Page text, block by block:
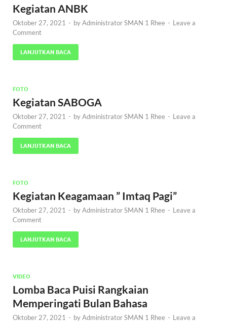
Kegiatan ANBK
Oktober 27, 2021 - byAdministrator SMAN 1 Rhee - Leave a
Comment
LANJUTKAN BACA
FOTO
Kegiatan SABOGA
Oktober 27, 2021 - byAdministrator SMAN 1 Rhee - Leave a
Comment
LANJUTKAN BACA
FOTO
Kegiatan Keagamaan ” Imtaq Pagi”
Oktober 27, 2021 - byAdministrator SMAN 1 Rhee - Leave a
Comment
LANJUTKAN BACA
VIDEO
Lomba Baca Puisi Rangkaian
Memperingati Bulan Bahasa
Oktober 27, 2021 - byAdministrator SMAN 1 Rhee - Leave a